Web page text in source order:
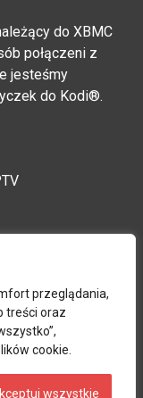
przeglądania,
treści oraz
cookie.
wszystkie
do XBMC
połączeni z
jesteśmy
do Kodi®.